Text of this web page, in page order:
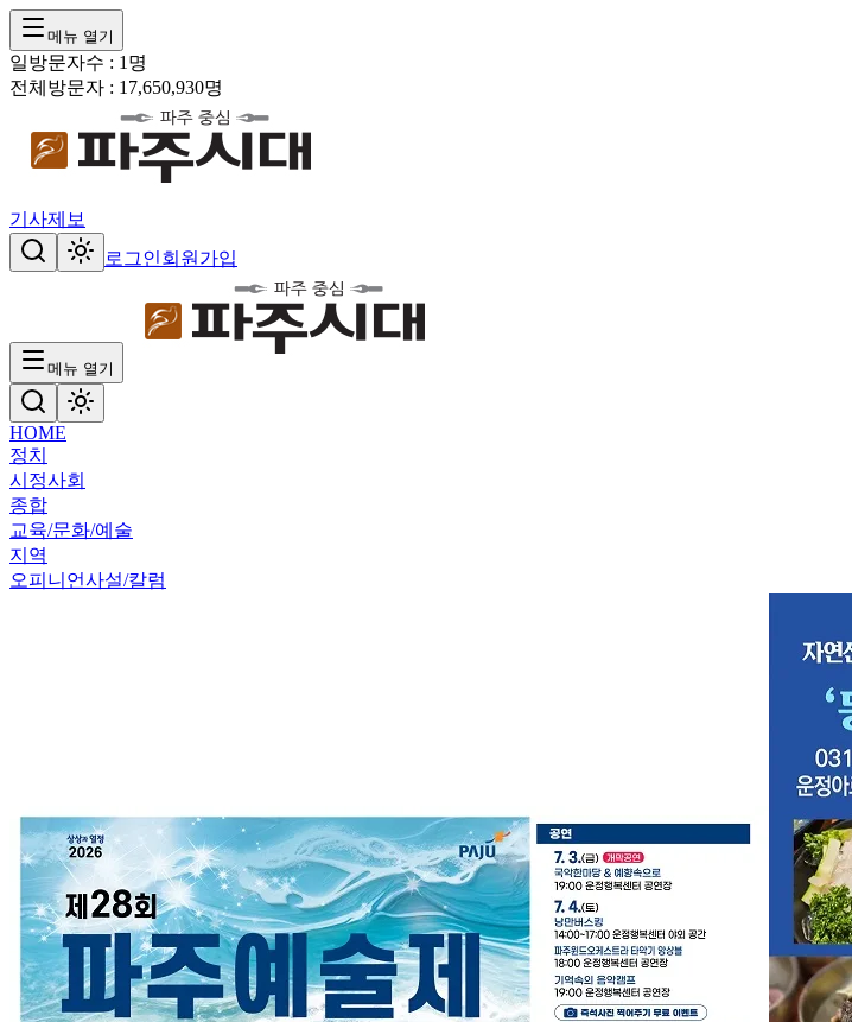
메뉴 열기
일방문자수 : 1 명
전체방문자 : 17,650,930명
기사제보
로그인회원가입
메뉴 열기
HOME
정치
시정사회
종합
교육/문화/예술
지역
오피니언사설/칼럼